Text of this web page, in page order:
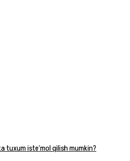
tuxum iste’mol qilish mumkin?